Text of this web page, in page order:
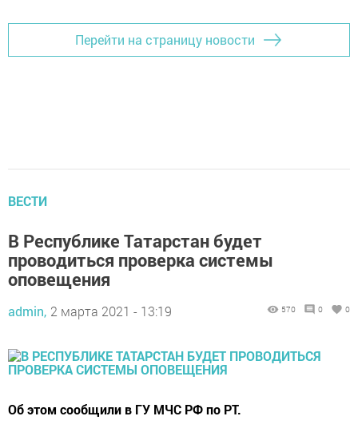
Перейти на страницу новости
ВЕСТИ
В Республике Татарстан будет
проводиться проверка системы
оповещения
admin, 2 марта 2021 - 13:19 570 0 0
Об этом сообщили в ГУ МЧС РФ по РТ.